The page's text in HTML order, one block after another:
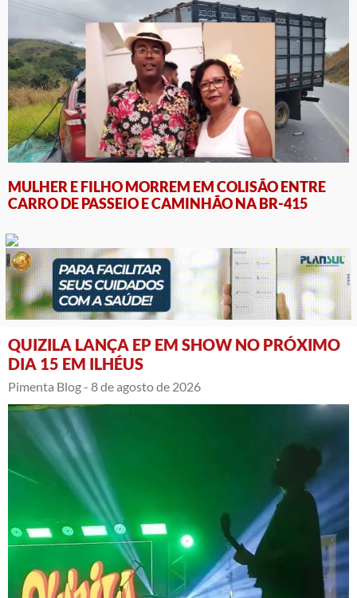
MULHER E FILHO MORREM EM COLISÃO ENTRE
CARRO DE PASSEIO E CAMINHÃO NA BR-415
QUIZILA LANÇA EP EM SHOW NO PRÓXIMO
DIA 15 EM ILHÉUS
Pimenta Blog - 8 de agosto de 2026